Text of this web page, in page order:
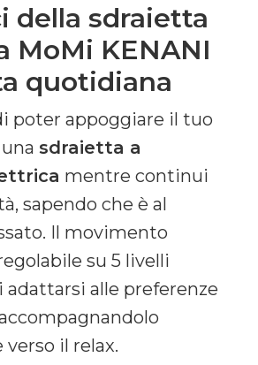
della sdraietta
MoMi KENANI
quotidiana
poter appoggiare il tuo
sdraietta a
mentre continui
sapendo che è al
Il movimento
su 5 livelli
alle preferenze
il relax.